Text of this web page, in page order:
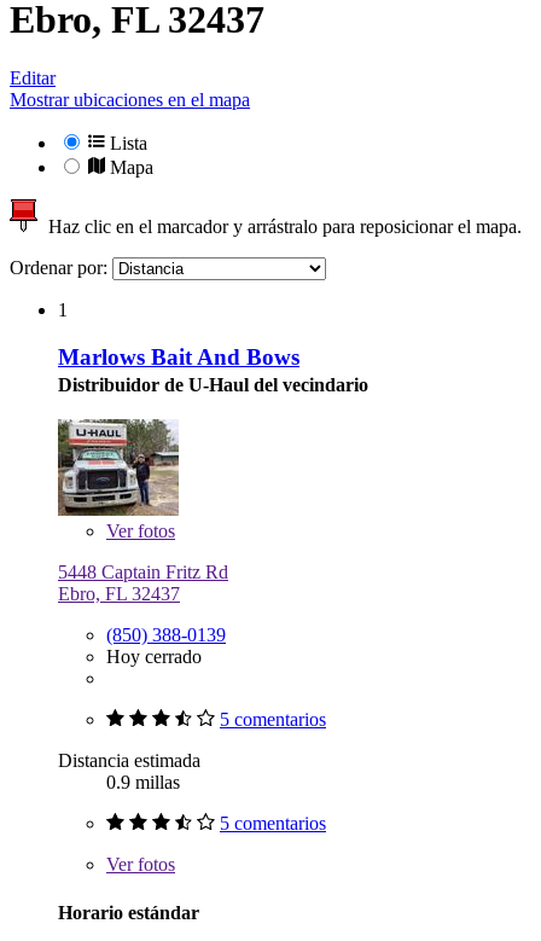
Ebro, FL 32437
Editar
Mostrar ubicaciones en el mapa
Lista
Mapa
Haz clic en el marcador y arrástralo para reposicionar el mapa.
Ordenar por:
1
Marlows Bait And Bows
Distribuidor de U-Haul del vecindario
Verfotos
5448 Captain Fritz Rd
Ebro, FL 32437
(850) 388-0139
Hoy cerrado
5 comentarios
Distancia estimada
0.9 millas
5 comentarios
Verfotos
Horario estándar